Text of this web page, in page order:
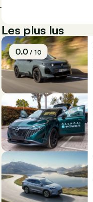
Les plus lus
0.0/ 10